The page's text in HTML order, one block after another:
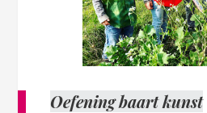
Oefening baart kunst